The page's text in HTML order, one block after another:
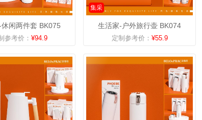
闲两件套 BK075
参考价： ¥94.9
集采
生活家-户外旅行壶 BK074
定制参考价： ¥55.9